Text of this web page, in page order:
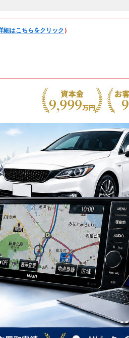
細はこちらをクリック ）